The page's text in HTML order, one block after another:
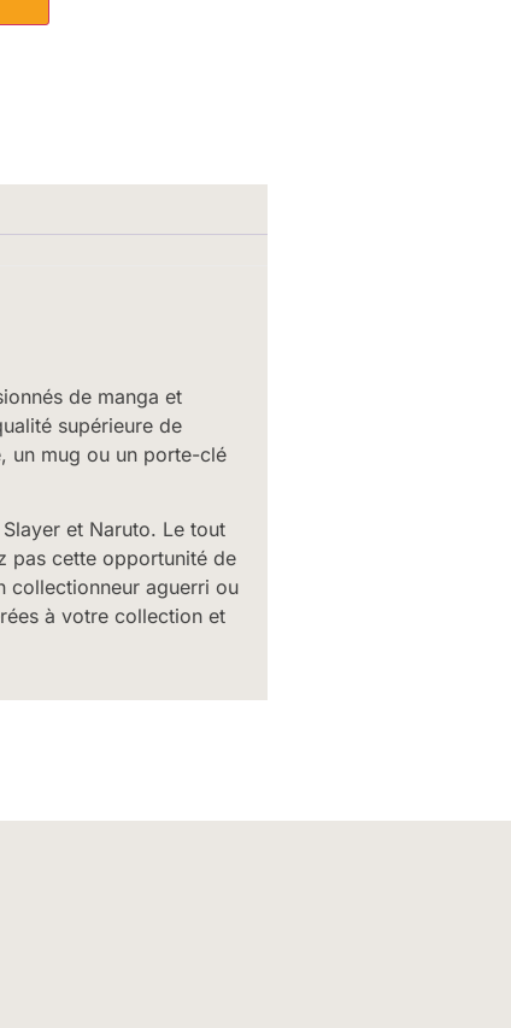
de manga et
supérieure de
un mug ou un porte-clé
et Naruto. Le tout
pas cette opportunité de
collectionneur aguerri ou
à votre collection et